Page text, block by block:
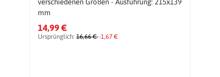
verschiedenen Größen - Ausführung: 215x139
mm
14,99 €
Ursprünglich: 16,66 €-1,67 €